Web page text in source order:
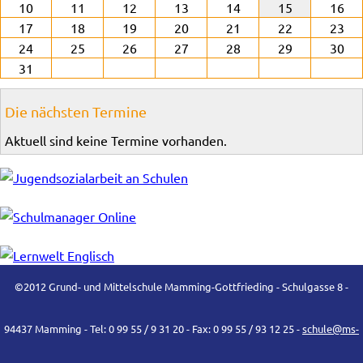
10
11 12 13 14 15
16
17
18 19 20 21 22
23
24
25 26 27 28 29
30
31
Die nächsten Termine
Aktuell sind keine Termine vorhanden.
©2012 Grund- und Mittelschule Mamming-Gottfrieding - Schulgasse 8 -
94437 Mamming - Tel: 0 99 55 / 9 31 20 - Fax: 0 99 55 / 93 12 25 -schule@ms-